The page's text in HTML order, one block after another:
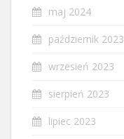
maj 2024
październik 2023
wrzesień 2023
sierpień 2023
lipiec 2023